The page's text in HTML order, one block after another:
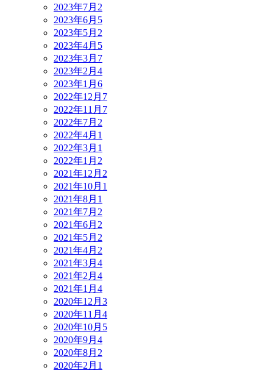
2023年7月 2
2023年6月 5
2023年5月 2
2023年4月 5
2023年3月 7
2023年2月 4
2023年1月 6
2022年12月 7
2022年11月 7
2022年7月 2
2022年4月 1
2022年3月 1
2022年1月 2
2021年12月 2
2021年10月 1
2021年8月 1
2021年7月 2
2021年6月 2
2021年5月 2
2021年4月 2
2021年3月 4
2021年2月 4
2021年1月 4
2020年12月 3
2020年11月 4
2020年10月 5
2020年9月 4
2020年8月 2
2020年2月 1